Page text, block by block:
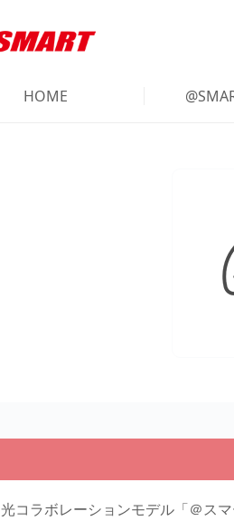
HOME
光コラボレーションモデル「＠ス